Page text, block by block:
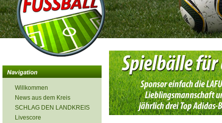
Willkommen
News aus dem Kreis
SCHLAG DEN LANDKREIS
Livescore